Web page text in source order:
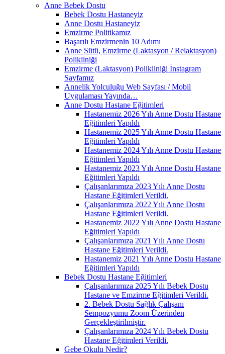
Anne Bebek Dostu
Bebek Dostu Hastaneyiz
Anne Dostu Hastaneyiz
Emzirme Politikamız
Başarılı Emzirmenin 10 Adımı
Anne Sütü, Emzirme (Laktasyon / Relaktasyon)
Polikliniği
Emzirme (Laktasyon) Polikliniği İnstagram
Sayfamız
Annelik Yolculuğu Web Sayfası / Mobil
Uygulaması Yayında…
Anne Dostu Hastane Eğitimleri
Hastanemiz 2026 Yılı Anne Dostu Hastane
Eğitimleri Yapıldı
Hastanemiz 2025 Yılı Anne Dostu Hastane
Eğitimleri Yapıldı
Hastanemiz 2024 Yılı Anne Dostu Hastane
Eğitimleri Yapıldı
Hastanemiz 2023 Yılı Anne Dostu Hastane
Eğitimleri Yapıldı
Çalışanlarımıza 2023 Yılı Anne Dostu
Hastane Eğitimleri Verildi.
Çalışanlarımıza 2022 Yılı Anne Dostu
Hastane Eğitimleri Verildi.
Hastanemiz 2022 Yılı Anne Dostu Hastane
Eğitimleri Yapıldı
Çalışanlarımıza 2021 Yılı Anne Dostu
Hastane Eğitimleri Verildi.
Hastanemiz 2021 Yılı Anne Dostu Hastane
Eğitimleri Yapıldı
Bebek Dostu Hastane Eğitimleri
Çalışanlarımıza 2025 Yılı Bebek Dostu
Hastane ve Emzirme Eğitimleri Verildi.
2. Bebek Dostu Sağlık Çalışanı
Sempozyumu Zoom Üzerinden
Gerçekleştirilmiştir.
Çalışanlarımıza 2024 Yılı Bebek Dostu
Hastane Eğitimleri Verildi.
Gebe Okulu Nedir?